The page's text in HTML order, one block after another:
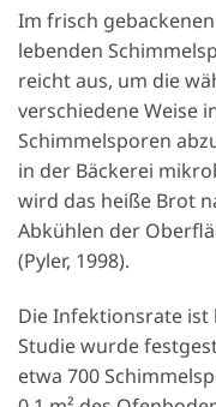
Im frisch
lebenden
reicht aus, um die
verschiedene Weise
Schimmelsporen
in der Bäckerei
wird das heiße Brot
Abkühlen der
(Pyler, 1998).
Die Infektionsrate
Studie wurde
etwa 700